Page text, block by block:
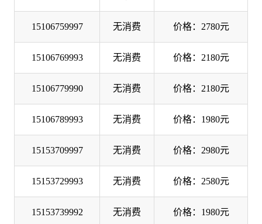
15106759997 无消费 价格：2780元
15106769993 无消费 价格：2180元
15106779990 无消费 价格：2180元
15106789993 无消费 价格：1980元
15153709997 无消费 价格：2980元
15153729993 无消费 价格：2580元
15153739992 无消费 价格：1980元